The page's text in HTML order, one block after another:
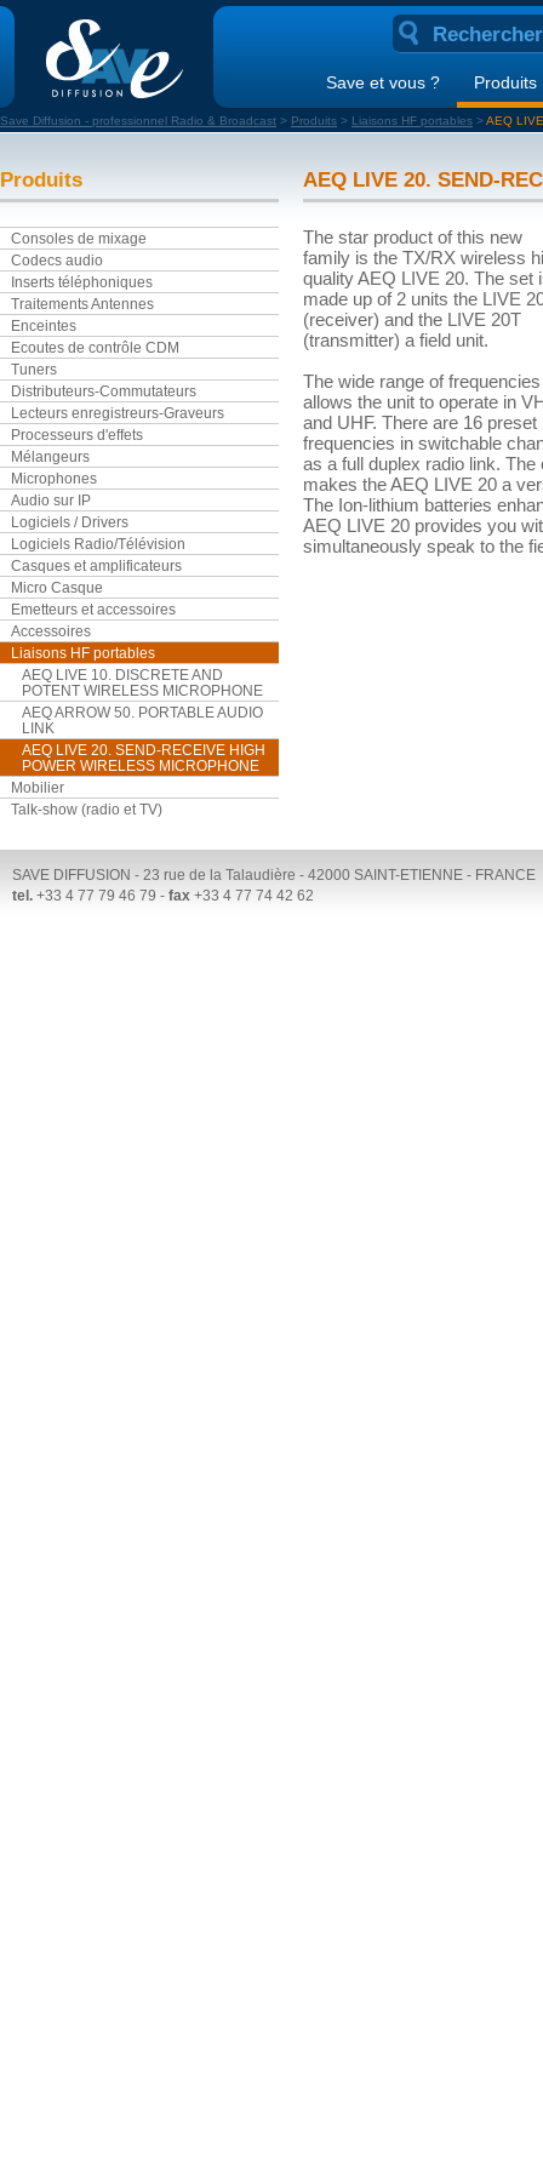
Save et vous ? Produits
Save Diffusion - professionnel Radio & Broadcast > Produits > Liaisons HF portables >AEQ
Produits
Consoles de mixage
Codecs audio
Inserts téléphoniques
Traitements Antennes
Enceintes
Ecoutes de contrôle CDM
Tuners
Distributeurs-Commutateurs
Lecteurs enregistreurs-Graveurs
Processeurs d'effets
Mélangeurs
Microphones
Audio sur IP
Logiciels / Drivers
Logiciels Radio/Télévision
Casques et amplificateurs
Micro Casque
Emetteurs et accessoires
Accessoires
Liaisons HF portables
AEQ LIVE 10. DISCRETE AND
POTENT WIRELESS MICROPHONE
AEQ ARROW 50. PORTABLE AUDIO
LINK
AEQ LIVE 20. SEND-RECEIVE HIGH
POWER WIRELESS MICROPHONE
Mobilier
Talk-show (radio et TV)
AEQ LIVE 20. SEND-
The star product of this new
family is the TX/RX wireless
quality AEQ LIVE 20. The set
made up of 2 units the LIVE
(receiver) and the LIVE 20T
(transmitter) a field unit.
The wide range of frequencies
allows the unit to operate in
and UHF. There are 16 preset
frequencies in switchable
as a full duplex radio link.
makes the AEQ LIVE 20 a
The Ion-lithium batteries
AEQ LIVE 20 provides you
simultaneously speak to the
SAVE DIFFUSION - 23 rue de la Talaudière - 42000 SAINT-ETIENNE - FRANCE
tel. +33 4 77 79 46 79 - fax +33 4 77 74 42 62